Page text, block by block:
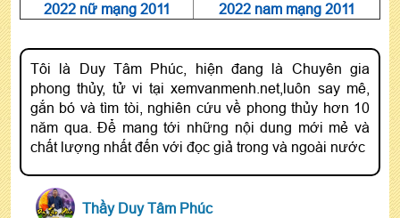
2022 nữ mạng 2011
2022 nam mạng 2011
Tôi là Duy Tâm Phúc, hiện đang là Chuyên gia
phong thủy, tử vi tại xemvanmenh.net,luôn say mê,
gắn bó và tìm tòi, nghiên cứu về phong thủy hơn 10
năm qua. Để mang tới những nội dung mới mẻ và
chất lượng nhất đến với đọc giả trong và ngoài nước
Thầy Duy Tâm Phúc